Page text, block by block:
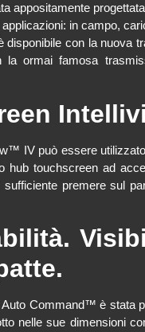
appositamente
in campo,
disponibile con la
ormai famosa
IV può essere
hub touchscreen ad
premere sul
Command™ è stata
nelle sue dimensioni